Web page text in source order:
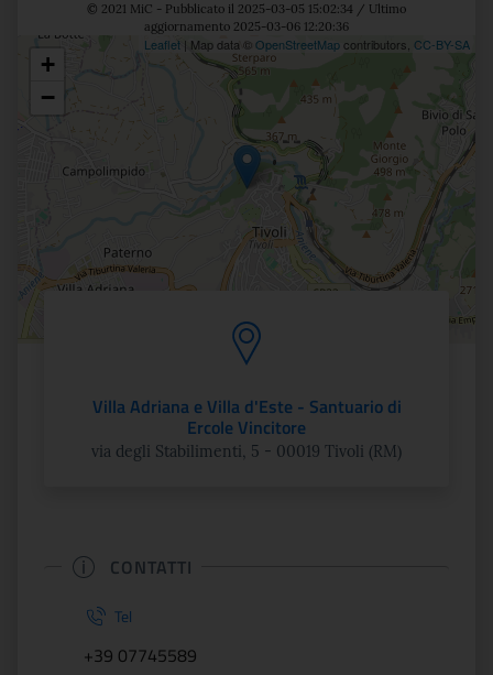
© 2021 MiC - Pubblicato il 2025-03-05 15:02:34 / Ultimo
aggiornamento 2025-03-06 12:20:36
Posizione
+
−
Leaflet | Map data © OpenStreetMap contributors, CC-BY-SA
Villa Adriana e Villa d'Este - Santuario di
Ercole Vincitore
via degli Stabilimenti, 5 - 00019 Tivoli (RM)
CONTATTI
Tel
+39 07745589